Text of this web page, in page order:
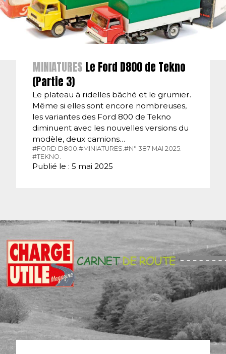
MINIATURES Le Ford D800 de Tekno
(Partie 3)
Le plateau à ridelles bâché et le grumier.
Même si elles sont encore nombreuses,
les variantes des Ford 800 de Tekno
diminuent avec les nouvelles versions du
modèle, deux camions…
#FORD D800.#MINIATURES.#N° 387 MAI 2025.
#TEKNO.
Publié le : 5 mai 2025